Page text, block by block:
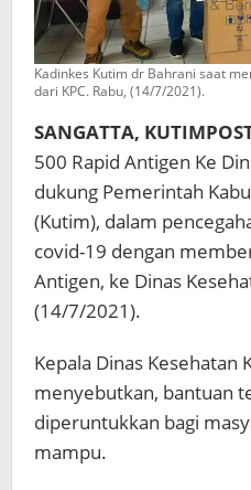
Kadinkes Kutim dr Bahrani saat
dari KPC. Rabu, (14/7/2021).
SANGATTA,
500 Rapid Antigen Ke
dukung Pemerintah
(Kutim), dalam
covid-19 dengan
Antigen, ke Dinas
(14/7/2021).
Kepala Dinas Kesehatan
menyebutkan, bantuan
diperuntukkan bagi
mampu.